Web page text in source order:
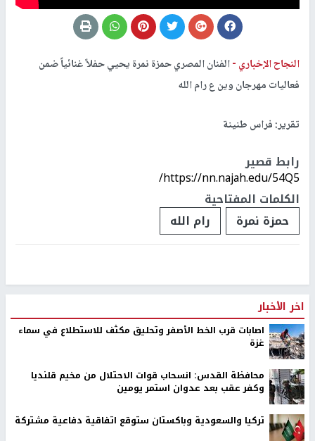
النجاح الإخباري -الفنان المصري حمزة نمرة يحيي حفلاً غنائياً ضمن
فعاليات مهرجان وين ع رام الله
تقرير: فراس طنينة
رابط قصير
https://nn.najah.edu/54Q5/
الكلمات المفتاحية
حمزة نمرة
رام الله
اخر الأخبار
اصابات قرب الخط الأصفر وتحليق مكثف للاستطلاع في سماء
غزة
محافظة القدس: انسحاب قوات الاحتلال من مخيم قلنديا
وكفر عقب بعد عدوان استمر يومين
تركيا والسعودية وباكستان ستوقع اتفاقية دفاعية مشتركة